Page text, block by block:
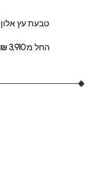
טבעת עץ אלון
החל מ: ₪3,910